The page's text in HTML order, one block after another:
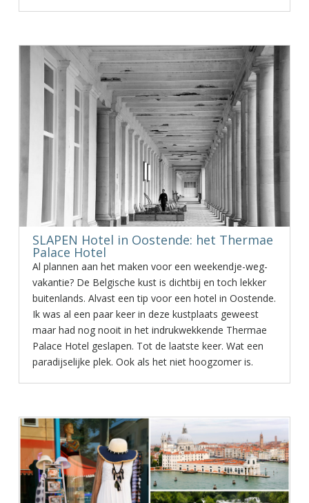
SLAPEN Hotel in Oostende: het Thermae
Palace Hotel
Al plannen aan het maken voor een weekendje-weg-
vakantie? De Belgische kust is dichtbij en toch lekker
buitenlands. Alvast een tip voor een hotel in Oostende.
Ik was al een paar keer in deze kustplaats geweest
maar had nog nooit in het indrukwekkende Thermae
Palace Hotel geslapen. Tot de laatste keer. Wat een
paradijselijke plek. Ook als het niet hoogzomer is.